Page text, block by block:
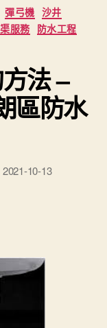
彈弓機 沙井
服務 防水工程
法 –
區防水
2021-10-13